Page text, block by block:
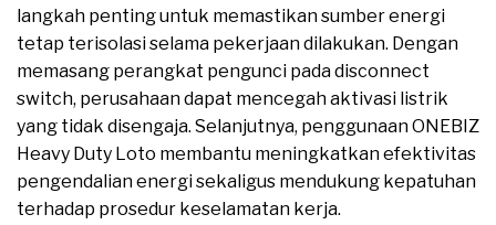
langkah penting untuk memastikan sumber energi
tetap terisolasi selama pekerjaan dilakukan. Dengan
memasang perangkat pengunci pada disconnect
switch, perusahaan dapat mencegah aktivasi listrik
yang tidak disengaja. Selanjutnya, penggunaan ONEBIZ
Heavy Duty Loto membantu meningkatkan efektivitas
pengendalian energi sekaligus mendukung kepatuhan
terhadap prosedur keselamatan kerja.